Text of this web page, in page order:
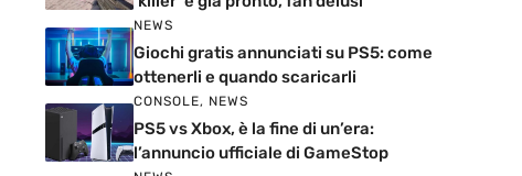
NEWS
Giochi gratis annunciati su PS5: come
ottenerli e quando scaricarli
CONSOLE, NEWS
PS5 vs Xbox, è la fine di un’era:
l’annuncio ufficiale di GameStop